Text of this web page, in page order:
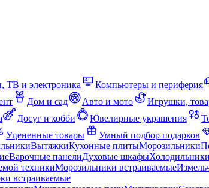
ТВ и электроника Компьютеры и периферия
Дом и сад Авто и мото Игрушки,
Досуг и хобби Ювелирные украшения
Уцененные товары Умный подбор подарков
ВытяжкиКухонные плитыМорозильники
Варочные панелиДуховые шкафы
техникиМорозильники встраиваемые
встраиваемые